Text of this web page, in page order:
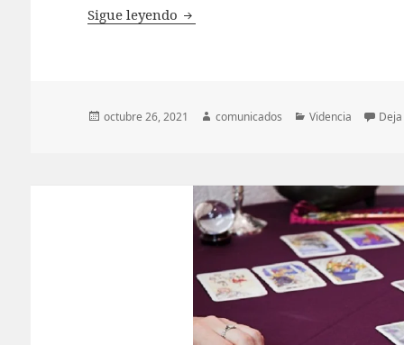
Sigue leyendo Hechizos de protección contra
Publicado
octubre 26, 2021 Autor
comunicados Categorías
Videncia